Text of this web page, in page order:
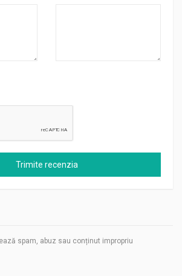
spam, abuz sau conținut impropriu